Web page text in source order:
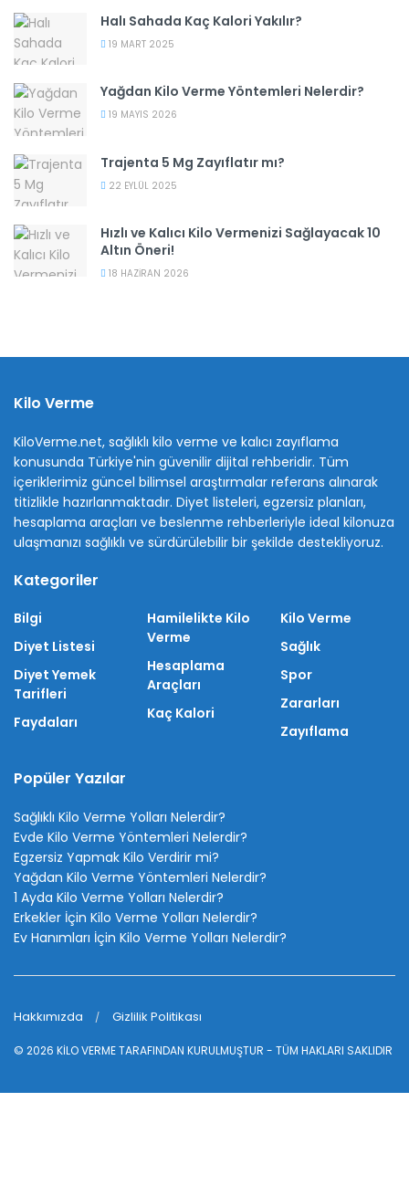
Halı Sahada Kaç Kalori Yakılır?
19 MART 2025
Yağdan Kilo Verme Yöntemleri Nelerdir?
19 MAYIS 2026
Trajenta 5 Mg Zayıflatır mı?
22 EYLÜL 2025
Hızlı ve Kalıcı Kilo Vermenizi Sağlayacak 10
Altın Öneri!
18 HAZIRAN 2026
Kilo Verme
KiloVerme.net, sağlıklı kilo verme ve kalıcı zayıflama
konusunda Türkiye'nin güvenilir dijital rehberidir. Tüm
içeriklerimiz güncel bilimsel araştırmalar referans alınarak
titizlikle hazırlanmaktadır. Diyet listeleri, egzersiz planları,
hesaplama araçları ve beslenme rehberleriyle ideal kilonuza
ulaşmanızı sağlıklı ve sürdürülebilir bir şekilde destekliyoruz.
Kategoriler
Bilgi
Diyet Listesi
Diyet Yemek
Tarifleri
Faydaları
Hamilelikte Kilo
Verme
Hesaplama
Araçları
Kaç Kalori
Kilo Verme
Sağlık
Spor
Zararları
Zayıflama
Popüler Yazılar
Sağlıklı Kilo Verme Yolları Nelerdir?
Evde Kilo Verme Yöntemleri Nelerdir?
Egzersiz Yapmak Kilo Verdirir mi?
Yağdan Kilo Verme Yöntemleri Nelerdir?
1 Ayda Kilo Verme Yolları Nelerdir?
Erkekler İçin Kilo Verme Yolları Nelerdir?
Ev Hanımları İçin Kilo Verme Yolları Nelerdir?
Hakkımızda Gizlilik Politikası
© 2026 KİLO VERMETARAFINDAN KURULMUŞTUR - TÜM HAKLARI SAKLIDIR